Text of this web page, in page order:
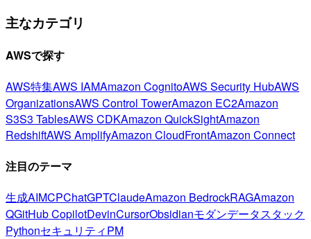
主なカテゴリ
AWSで探す
AWS特集AWS IAMAmazon CognitoAWS Security HubAWS
OrganizationsAWS Control TowerAmazon EC2Amazon
S3S3 TablesAWS CDKAmazon QuickSightAmazon
RedshiftAWS AmplifyAmazon CloudFrontAmazon Connect
注目のテーマ
生成AIMCPChatGPTClaudeAmazon BedrockRAGAmazon
QGitHub CopilotDevinCursorObsidianモダンデータスタック
PythonセキュリティPM